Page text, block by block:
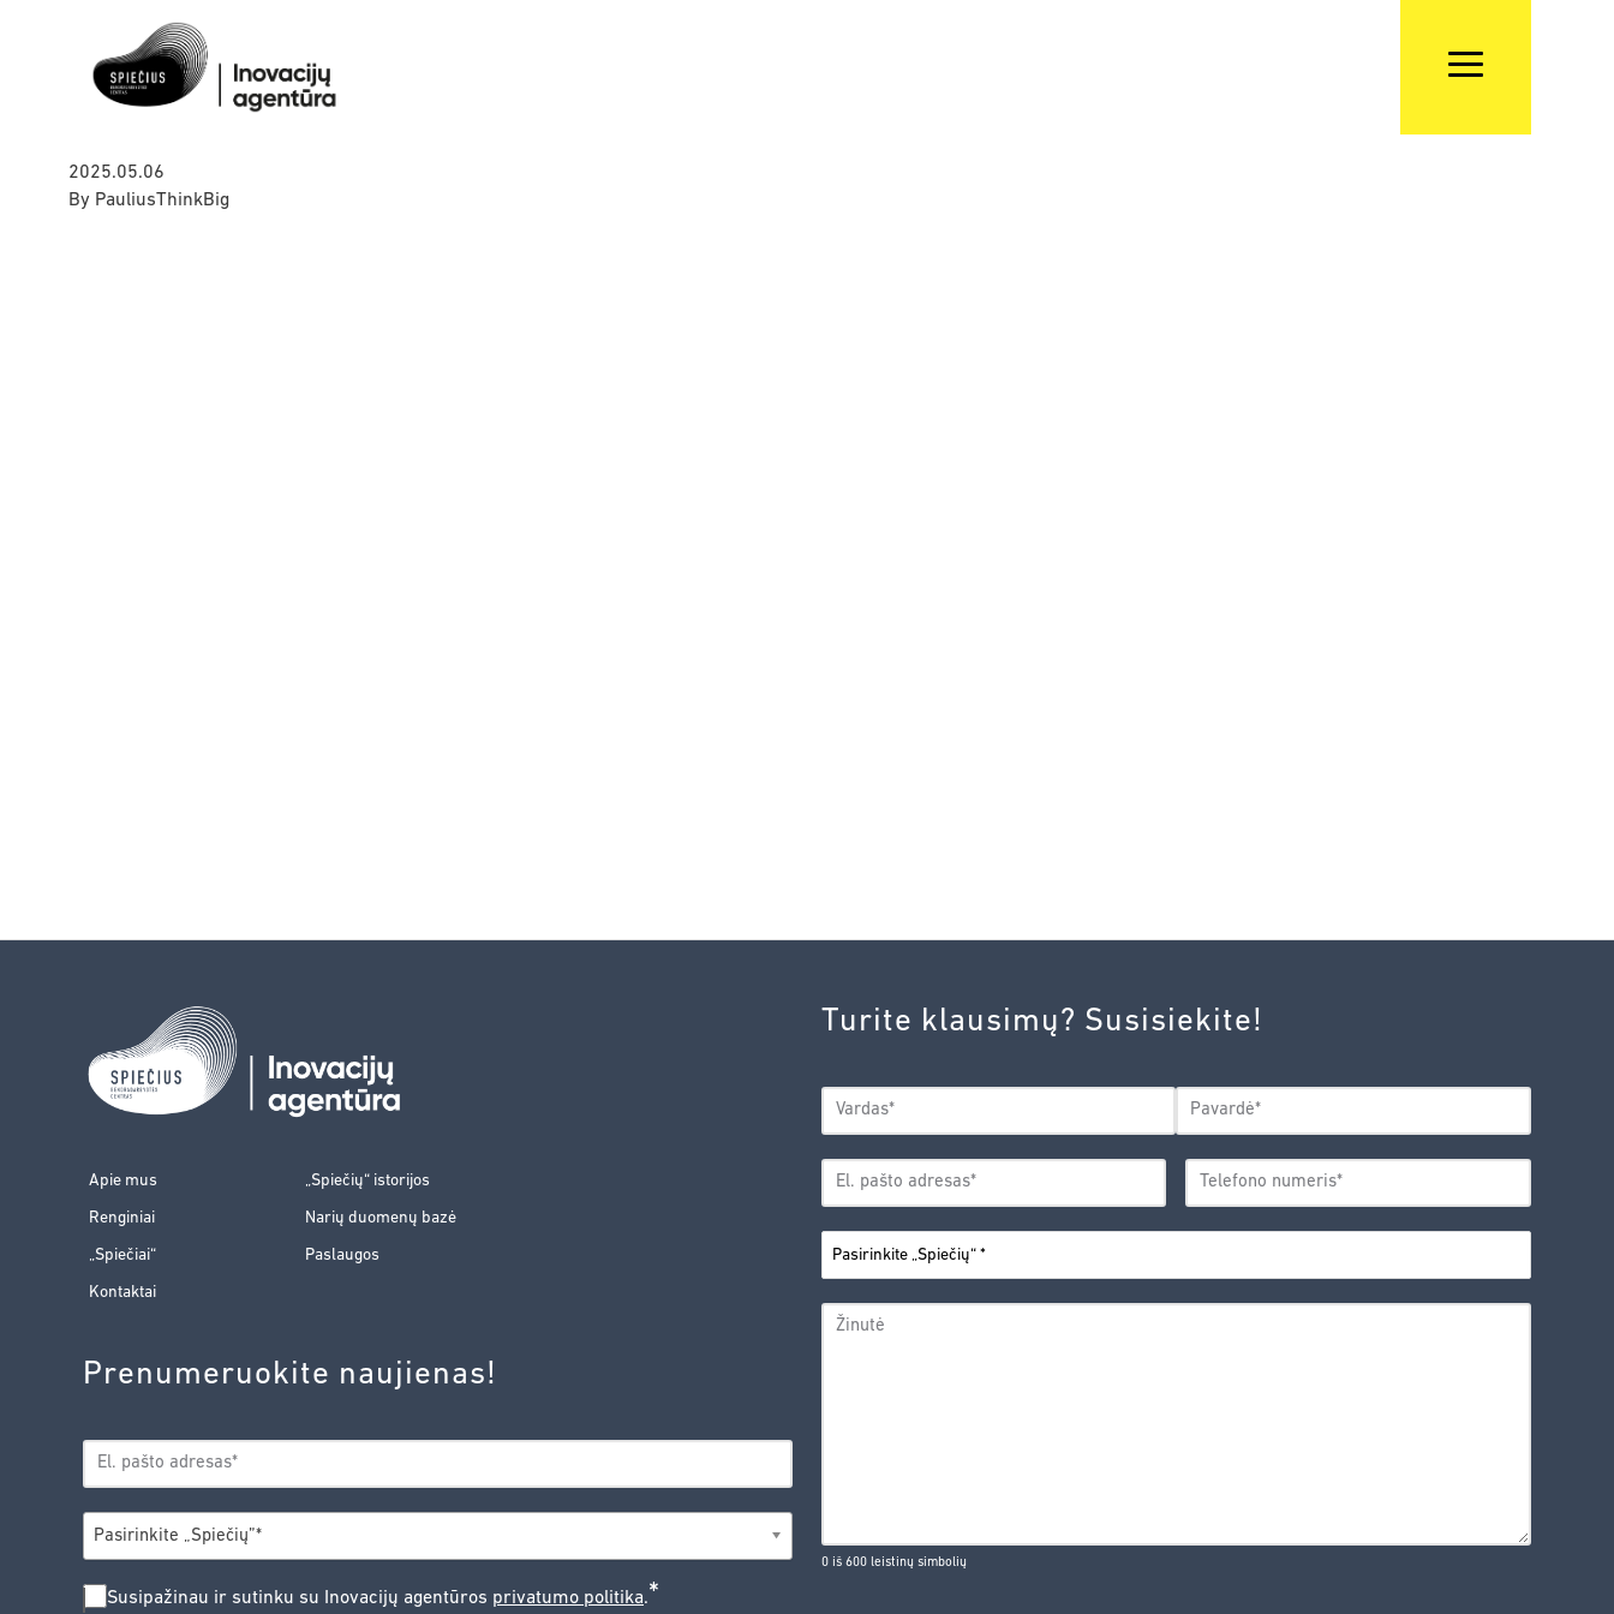
2025.05.06
By PauliusThinkBig
Apie mus „Spiečių“ istorijos
Renginiai Narių duomenų bazė
„Spiečiai“ Paslaugos
Kontaktai
Prenumeruokite naujienas!
EL.
PAŠTAS*
MIESTAS*
Pasirinkite „Spiečių”*
SUSIPAŽINAU
Susipažinau ir sutinku su Inovacijų agentūros privatumo politika.*
Turite klausimų? Susisiekite!
VARDAS
EL.
ADRESAS*
TELEFONO
NUMERIS*
PASIRINKITE
„SPIEČIŲ“*
ŽINUTĖ
0 iš 600 leistinų simbolių